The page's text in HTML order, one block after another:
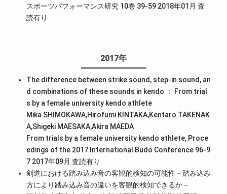
スポーツパフォーマンス研究 10巻 39-59 2018年01月査
読有り
2017年
The difference between strike sound, step-in sound, an
d combinations of these sounds in kendo ： From trial
s by a female university kendo athlete
Mika SHIMOKAWA,Hirofumi KINTAKA,Kentaro TAKENAK
A,Shigeki MAESAKA,Akira MAEDA
From trials by a female university kendo athlete, Proce
edings of the 2017 International Budo Conference 96-9
7 2017年09月査読有り
剣道における踏み込み音の客観的検知の可能性－踏み込み
方により踏み込み音の違いを客観的検知できるか－